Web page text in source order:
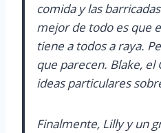
comida y las
mejor de todo es que
tiene a todos a raya.
que parecen. Blake,
ideas particulares
Finalmente, Lilly y un